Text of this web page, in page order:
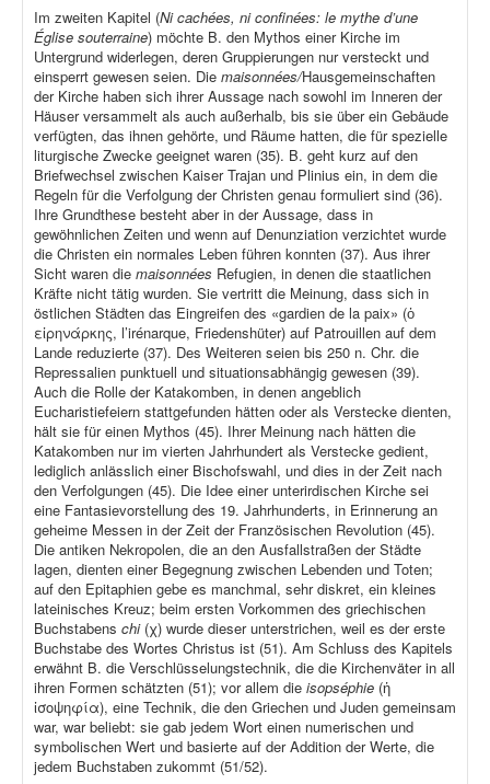
Im zweiten Kapitel (Ni cachées, ni confinées: le mythe d’une
Église souterraine) möchte B. den Mythos einer Kirche im
Untergrund widerlegen, deren Gruppierungen nur versteckt und
einsperrt gewesen seien. Die maisonnées/Hausgemeinschaften
der Kirche haben sich ihrer Aussage nach sowohl im Inneren der
Häuser versammelt als auch außerhalb, bis sie über ein Gebäude
verfügten, das ihnen gehörte, und Räume hatten, die für spezielle
liturgische Zwecke geeignet waren (35). B. geht kurz auf den
Briefwechsel zwischen Kaiser Trajan und Plinius ein, in dem die
Regeln für die Verfolgung der Christen genau formuliert sind (36).
Ihre Grundthese besteht aber in der Aussage, dass in
gewöhnlichen Zeiten und wenn auf Denunziation verzichtet wurde
die Christen ein normales Leben führen konnten (37). Aus ihrer
Sicht waren die maisonnées Refugien, in denen die staatlichen
Kräfte nicht tätig wurden. Sie vertritt die Meinung, dass sich in
östlichen Städten das Eingreifen des «gardien de la paix» (ὁ
εἰρηνάρκης, l’irénarque, Friedenshüter) auf Patrouillen auf dem
Lande reduzierte (37). Des Weiteren seien bis 250 n. Chr. die
Repressalien punktuell und situationsabhängig gewesen (39).
Auch die Rolle der Katakomben, in denen angeblich
Eucharistiefeiern stattgefunden hätten oder als Verstecke dienten,
hält sie für einen Mythos (45). Ihrer Meinung nach hätten die
Katakomben nur im vierten Jahrhundert als Verstecke gedient,
lediglich anlässlich einer Bischofswahl, und dies in der Zeit nach
den Verfolgungen (45). Die Idee einer unterirdischen Kirche sei
eine Fantasievorstellung des 19. Jahrhunderts, in Erinnerung an
geheime Messen in der Zeit der Französischen Revolution (45).
Die antiken Nekropolen, die an den Ausfallstraßen der Städte
lagen, dienten einer Begegnung zwischen Lebenden und Toten;
auf den Epitaphien gebe es manchmal, sehr diskret, ein kleines
lateinisches Kreuz; beim ersten Vorkommen des griechischen
Buchstabens chi (χ) wurde dieser unterstrichen, weil es der erste
Buchstabe des Wortes Christus ist (51). Am Schluss des Kapitels
erwähnt B. die Verschlüsselungstechnik, die die Kirchenväter in all
ihren Formen schätzten (51); vor allem die isopséphie (ἡ
ἰσοψηφία), eine Technik, die den Griechen und Juden gemeinsam
war, war beliebt: sie gab jedem Wort einen numerischen und
symbolischen Wert und basierte auf der Addition der Werte, die
jedem Buchstaben zukommt (51/52).